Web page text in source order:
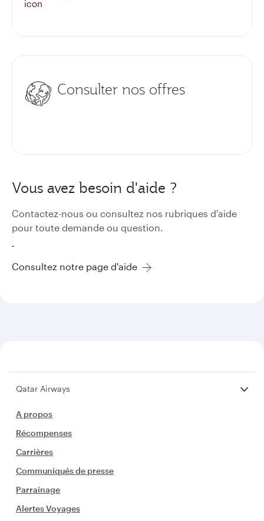
Consulter nos offres
Vous avez besoin d'aide ?
Contactez-nous ou consultez nos rubriques d'aide
pour toute demande ou question.
Consultez notre page d'aide
Qatar Airways
A propos
Récompenses
Carrières
Communiqués de presse
Parrainage
Alertes Voyages